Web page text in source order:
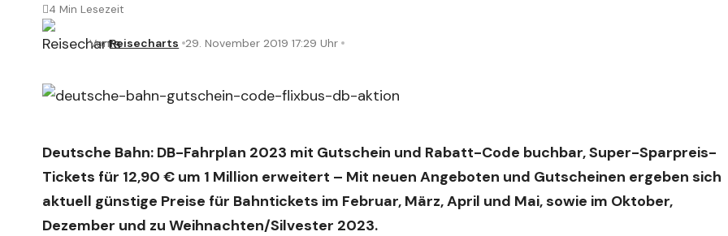
VonReisecharts 29. November 2019 17:29 Uhr
4 Min Lesezeit
Deutsche Bahn: DB-Fahrplan 2023 mit Gutschein und Rabatt-Code buchbar, Super-Sparpreis-
Tickets für 12,90 € um 1 Million erweitert – Mit neuen Angeboten und Gutscheinen ergeben sich
aktuell günstige Preise für Bahntickets im Februar, März, April und Mai, sowie im Oktober,
Dezember und zu Weihnachten/Silvester 2023.